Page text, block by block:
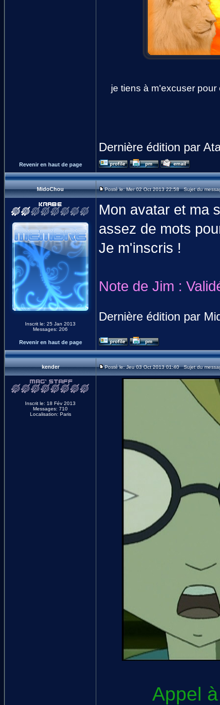
je tiens à m'excuser
Dernière édition par
Revenir en haut de page
MidoChou Posté le: Mer 02 Oct 2013 22:58 Sujet du
Inscrit le: 25 Jan 2013
Messages: 206
Mon avatar et ma
assez de mots
Je m'inscris !
Note de Jim :
Dernière édition par
Revenir en haut de page
kender Posté le: Jeu 03 Oct 2013 01:40 Sujet du
Inscrit le: 18 Fév 2013
Messages: 710
Localisation: Paris
Appel